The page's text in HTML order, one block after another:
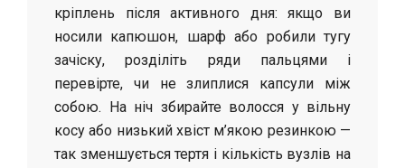
кріплень після активного дня: якщо ви
носили капюшон, шарф або робили тугу
зачіску, розділіть ряди пальцями і
перевірте, чи не злиплися капсули між
собою. На ніч збирайте волосся у вільну
косу або низький хвіст м’якою резинкою —
так зменшується тертя і кількість вузлів на